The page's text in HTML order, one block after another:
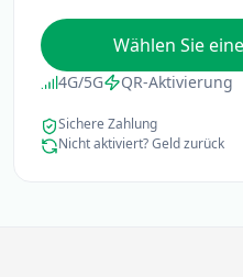
Wählen Sie
4G/5G QR-Aktivierung
Sichere Zahlung
Nicht aktiviert? Geld zurück